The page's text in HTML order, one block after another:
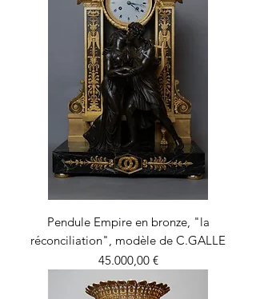
Pendule Empire en bronze, "la
réconciliation", modèle de C.GALLE
Precio
45.000,00 €